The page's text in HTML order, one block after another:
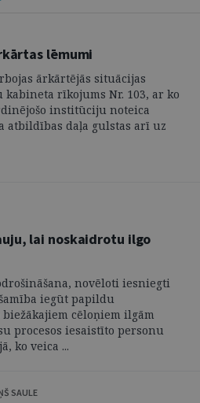
lēmumi
ārkārtējās situācijas
rīkojums Nr. 103, ar ko
institūciju noteica
atbildības daļa gulstas arī uz
lai noskaidrotu ilgo
novēloti iesniegti
iegūt papildu
cēloņiem ilgām
procesos iesaistīto personu
ko veica ...
SAULE